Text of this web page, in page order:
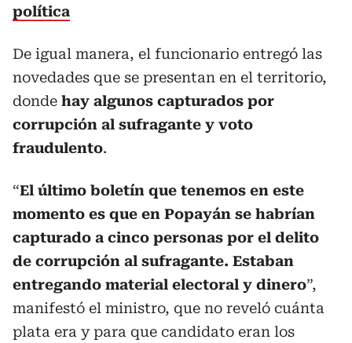
política
De igual manera, el funcionario entregó las
novedades que se presentan en el territorio,
donde hay algunos capturados por
corrupción al sufragante y voto
fraudulento.
“El último boletín que tenemos en este
momento es que en Popayán se habrían
capturado a cinco personas por el delito
de corrupción al sufragante. Estaban
entregando material electoral y dinero”,
manifestó el ministro, que no reveló cuánta
plata era y para que candidato eran los